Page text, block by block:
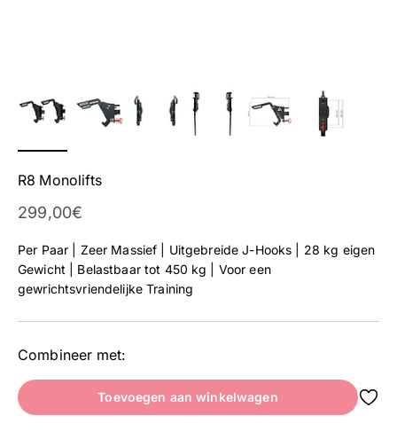
R8 Monolifts
Aanbieding
299,00€
Per Paar | Zeer Massief | Uitgebreide J-Hooks | 28 kg eigen
Gewicht | Belastbaar tot 450 kg | Voor een
gewrichtsvriendelijke Training
Combineer met:
Toevoegen aan winkelwagen